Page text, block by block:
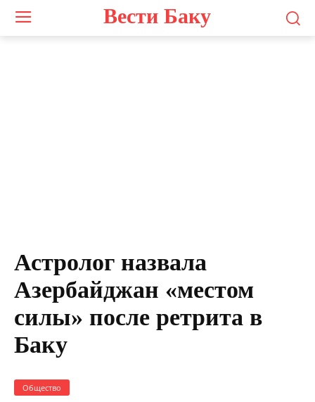
Вести Баку
Астролог назвала
Азербайджан «местом
силы» после ретрита в
Баку
Общество